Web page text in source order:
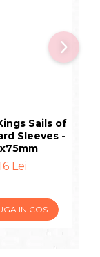
Sails of
Sleeves -
Lei
IN COS